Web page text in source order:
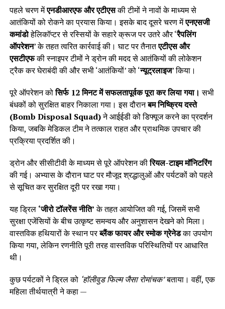
पहले चरण मेंएनडीआरएफ और एटीएसकी टीमों ने नावों के माध्यम से
आतंकियों को रोकने का प्रयास किया। इसके बाद दूसरे चरण मेंएनएसजी
कमांडोहेलिकॉप्टर से रस्सियों के सहारे क्रूज पर उतरे और ‘रैपलिंग
ऑपरेशन’ के तहत त्वरित कार्रवाई की। घाट पर तैनातएटीएस और
एसटीएफकी स्नाइपर टीमों ने ड्रोन की मदद से आतंकियों की लोकेशन
ट्रैक कर घेराबंदी की और सभी ‘आतंकियों’ को ‘न्यूट्रलाइज’ किया।
पूरे ऑपरेशन कोसिर्फ 12 मिनट में सफलतापूर्वक पूरा कर लिया गया। सभी
बंधकों को सुरक्षित बाहर निकाला गया। इस दौरानबम निष्क्रिय दस्ते
(Bomb Disposal Squad)ने आईईडी को डिफ्यूज करने का प्रदर्शन
किया, जबकि मेडिकल टीम ने तत्काल राहत और प्राथमिक उपचार की
प्रक्रिया प्रदर्शित की।
ड्रोन और सीसीटीवी के माध्यम से पूरे ऑपरेशन कीरियल-टाइम मॉनिटरिंग
की गई। अभ्यास के दौरान घाट पर मौजूद श्रद्धालुओं और पर्यटकों को पहले
से सूचित कर सुरक्षित दूरी पर रखा गया।
यह ड्रिल ‘जीरो टॉलरेंस नीति’के तहत आयोजित की गई, जिसमें सभी
सुरक्षा एजेंसियों के बीच उत्कृष्ट समन्वय और अनुशासन देखने को मिला।
वास्तविक हथियारों के स्थान परब्लैंक फायर और स्मोक ग्रेनेडका उपयोग
किया गया, लेकिन रणनीति पूरी तरह वास्तविक परिस्थितियों पर आधारित
थी।
कुछ पर्यटकों ने ड्रिल को ‘हॉलीवुड फिल्म जैसा रोमांचक’बताया। वहीं, एक
महिला तीर्थयात्री ने कहा —